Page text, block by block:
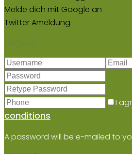
Melde dich mit Google an
Twitter Ameldung
Register
I
conditions
A password will be e-mailed to